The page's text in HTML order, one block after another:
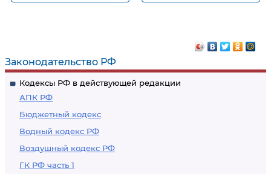
Законодательство РФ
Кодексы РФ в действующей редакции
АПК РФ
Бюджетный кодекс
Водный кодекс РФ
Воздушный кодекс РФ
ГК РФ часть 1
документов для
выпуска товаров до
подачи
таможенной